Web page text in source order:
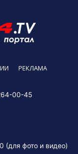
РЕКЛАМА
00-45
(для фото и видео)